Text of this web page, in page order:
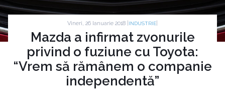
Vineri, 26 Ianuarie 2018 | INDUSTRIE
Mazda a infirmat zvonurile
privind o fuziune cu Toyota:
“Vrem să rămânem o companie
independentă”